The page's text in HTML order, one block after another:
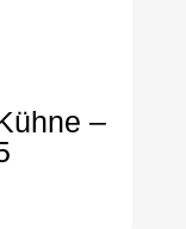
–